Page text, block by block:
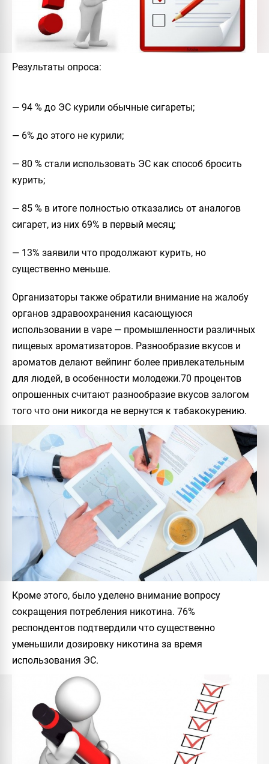
Результаты опроса:
— 94 % до ЭС курили обычные сигареты;
— 6% до этого не курили;
— 80 % стали использовать ЭС как способ бросить
курить;
— 85 % в итоге полностью отказались от аналогов
сигарет, из них 69% в первый месяц;
— 13% заявили что продолжают курить, но
существенно меньше.
Организаторы также обратили внимание на жалобу
органов здравоохранения касающуюся
использовании в vape — промышленности различных
пищевых ароматизаторов. Разнообразие вкусов и
ароматов делают вейпинг более привлекательным
для людей, в особенности молодежи.70 процентов
опрошенных считают разнообразие вкусов залогом
того что они никогда не вернутся к табакокурению.
Кроме этого, было уделено внимание вопросу
сокращения потребления никотина. 76%
респондентов подтвердили что существенно
уменьшили дозировку никотина за время
использования ЭС.